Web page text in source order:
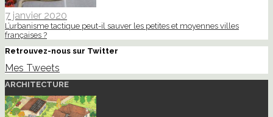
7 janvier 2020
L’urbanisme tactique peut-il sauver les petites et moyennes villes
françaises ?
Retrouvez-nous sur Twitter
Mes Tweets
ARCHITECTURE